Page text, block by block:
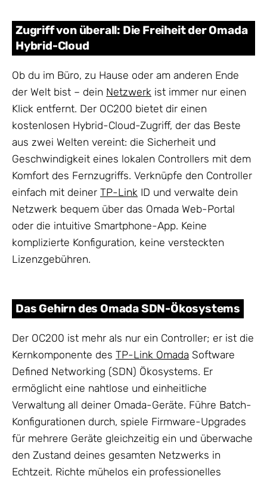
Zugriff von überall: Die Freiheit der Omada
Hybrid-Cloud
Ob du im Büro, zu Hause oder am anderen Ende
der Welt bist – dein Netzwerk ist immer nur einen
Klick entfernt. Der OC200 bietet dir einen
kostenlosen Hybrid-Cloud-Zugriff, der das Beste
aus zwei Welten vereint: die Sicherheit und
Geschwindigkeit eines lokalen Controllers mit dem
Komfort des Fernzugriffs. Verknüpfe den Controller
einfach mit deiner TP-Link ID und verwalte dein
Netzwerk bequem über das Omada Web-Portal
oder die intuitive Smartphone-App. Keine
komplizierte Konfiguration, keine versteckten
Lizenzgebühren.
Das Gehirn des Omada SDN-Ökosystems
Der OC200 ist mehr als nur ein Controller; er ist die
Kernkomponente des TP-Link Omada Software
Defined Networking (SDN) Ökosystems. Er
ermöglicht eine nahtlose und einheitliche
Verwaltung all deiner Omada-Geräte. Führe Batch-
Konfigurationen durch, spiele Firmware-Upgrades
für mehrere Geräte gleichzeitig ein und überwache
den Zustand deines gesamten Netzwerks in
Echtzeit. Richte mühelos ein professionelles